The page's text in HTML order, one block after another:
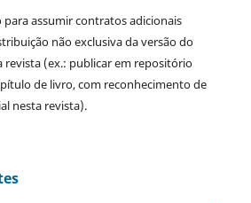
assumir contratos adicionais
não exclusiva da versão do
(ex.: publicar em repositório
de livro, com reconhecimento de
nesta revista).